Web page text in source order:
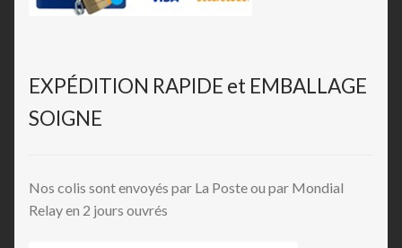
EXPÉDITION RAPIDE et EMBALLAGE
SOIGNE
Nos colis sont envoyés par La Poste ou par Mondial
Relay en 2 jours ouvrés